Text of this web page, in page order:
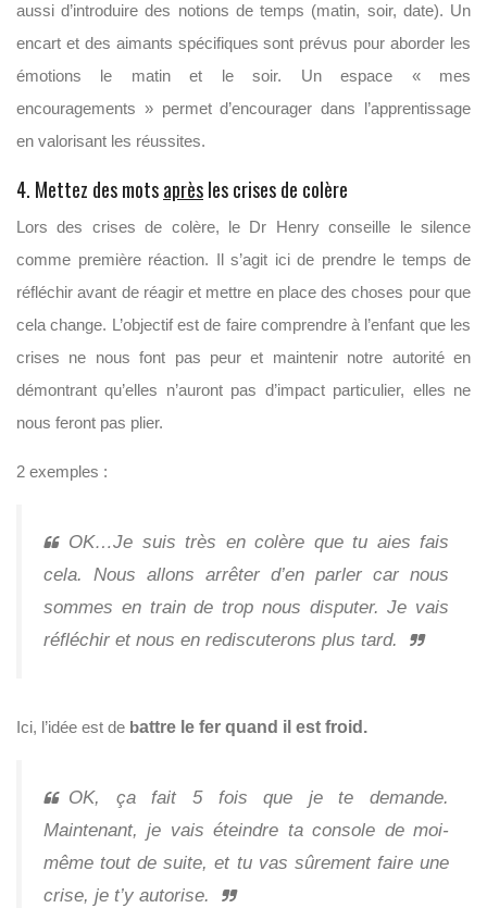
aussi d’introduire des notions de temps (matin, soir, date). Un
encart et des aimants spécifiques sont prévus pour aborder les
émotions le matin et le soir. Un espace « mes
encouragements » permet d’encourager dans l’apprentissage
en valorisant les réussites.
4. Mettez des motsaprèsles crises de colère
Lors des crises de colère, le Dr Henry conseille le silence
comme première réaction. Il s’agit ici de prendre le temps de
réfléchir avant de réagir et mettre en place des choses pour que
cela change. L’objectif est de faire comprendre à l’enfant que les
crises ne nous font pas peur et maintenir notre autorité en
démontrant qu’elles n’auront pas d’impact particulier, elles ne
nous feront pas plier.
2 exemples :
OK…Je suis très en colère que tu aies fais
cela. Nous allons arrêter d’en parler car nous
sommes en train de trop nous disputer. Je vais
réfléchir et nous en rediscuterons plus tard.
Ici, l’idée est de battre le fer quand il est froid.
OK, ça fait 5 fois que je te demande.
Maintenant, je vais éteindre ta console de moi-
même tout de suite, et tu vas sûrement faire une
crise, je t’y autorise.